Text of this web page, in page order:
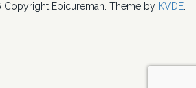
Epicureman. Theme by KVDE.